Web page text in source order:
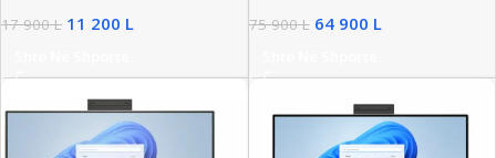
17 900L 11 200 L 75 900L 64 900 L